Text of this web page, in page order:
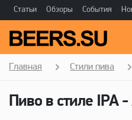
Статьи Обзоры События
Главная Стили пива
Пиво в стиле IPA -